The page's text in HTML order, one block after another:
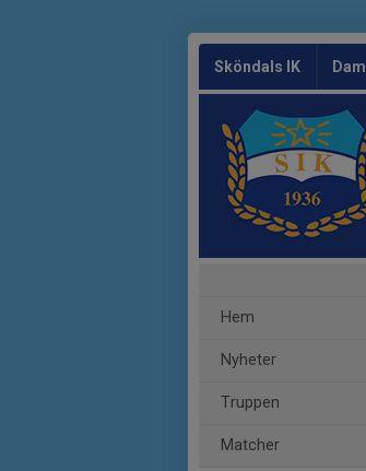
Sköndals IK Dam
Hem
Nyheter
Truppen
Matcher